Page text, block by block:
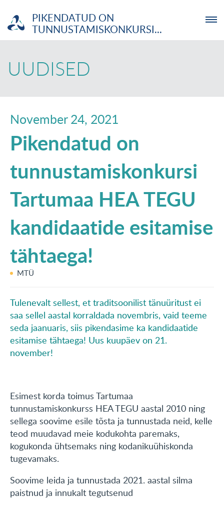
PIKENDATUD ON
TUNNUSTAMISKONKURSI...
MTÜ
INVESTOR
TUTVUSTUS
UUDISED
UUDISED
November 24, 2021
Pikendatud on
tunnustamiskonkursi
Tartumaa HEA TEGU
kandidaatide esitamise
tähtaega!
MTÜ
Tulenevalt sellest, et traditsoonilist tänuüritust ei
saa sellel aastal korraldada novembris, vaid teeme
seda jaanuaris, siis pikendasime ka kandidaatide
esitamise tähtaega! Uus kuupäev on 21.
november!
Esimest korda toimus Tartumaa
tunnustamiskonkurss HEA TEGU aastal 2010 ning
sellega soovime esile tõsta ja tunnustada neid, kelle
teod muudavad meie kodukohta paremaks,
kogukonda ühtsemaks ning kodanikuühiskonda
tugevamaks.
Soovime leida ja tunnustada 2021. aastal silma
paistnud ja innukalt tegutsenud